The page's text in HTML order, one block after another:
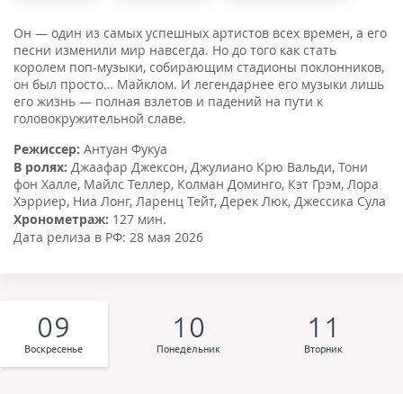
Он — один из самых успешных артистов всех времен, а его
песни изменили мир навсегда. Но до того как стать
королем поп-музыки, собирающим стадионы поклонников,
он был просто… Майклом. И легендарнее его музыки лишь
его жизнь — полная взлетов и падений на пути к
головокружительной славе.
Режиссер: Антуан Фукуа
В ролях: Джаафар Джексон, Джулиано Крю Вальди, Тони
фон Халле, Майлс Теллер, Колман Доминго, Кэт Грэм, Лора
Хэрриер, Ниа Лонг, Ларенц Тейт, Дерек Люк, Джессика Сула
Хронометраж: 127 мин.
Дата релиза в РФ: 28 мая 2026
09
Воскресенье
10
Понедельник
11
Вторник